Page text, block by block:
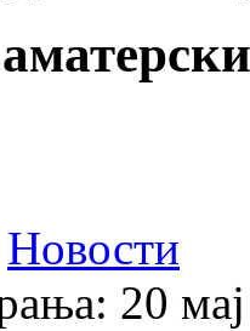
Новости
20